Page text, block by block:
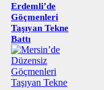
Erdemli’de
Göçmenleri
Taşıyan Tekne
Battı